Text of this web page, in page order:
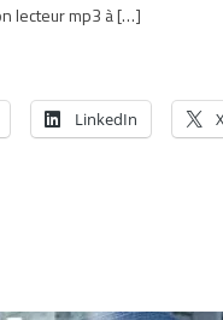
lecteur mp3 à […]
LinkedIn